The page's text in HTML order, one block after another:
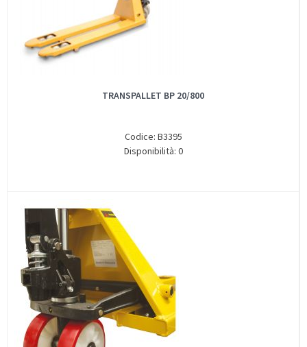
TRANSPALLET BP 20/800
Codice: B3395
Disponibilità: 0